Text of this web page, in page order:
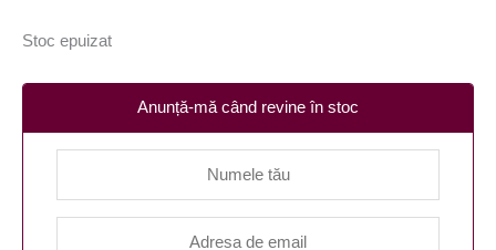
Stoc epuizat
Anunță-mă când revine în stoc